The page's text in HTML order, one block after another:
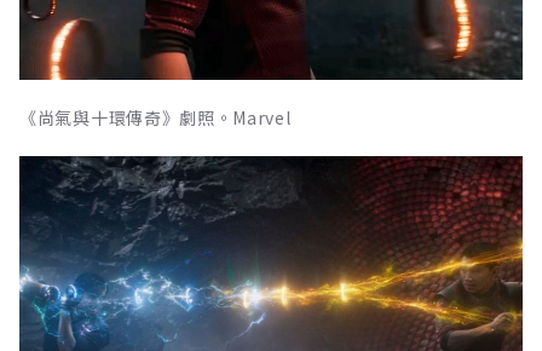
《尚氣與十環傳奇》劇照。Marvel